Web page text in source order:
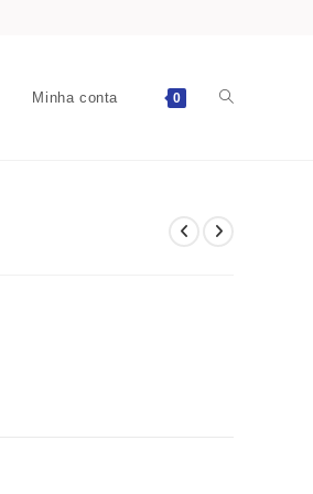
Minha conta 0